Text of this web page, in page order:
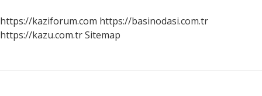
https://kaziforum.com https://basinodasi.com.tr
https://kazu.com.trSitemap